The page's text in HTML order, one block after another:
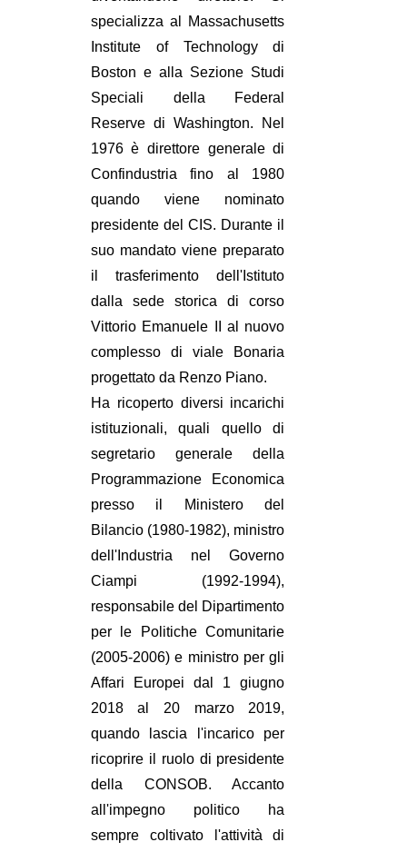
specializza al Massachusetts
Institute of Technology di
Boston e alla Sezione Studi
Speciali della Federal
Reserve di Washington. Nel
1976 è direttore generale di
Confindustria fino al 1980
quando viene nominato
presidente del CIS. Durante il
suo mandato viene preparato
il trasferimento dell'Istituto
dalla sede storica di corso
Vittorio Emanuele II al nuovo
complesso di viale Bonaria
progettato da Renzo Piano.
Ha ricoperto diversi incarichi
istituzionali, quali quello di
segretario generale della
Programmazione Economica
presso il Ministero del
Bilancio (1980-1982), ministro
dell'Industria nel Governo
Ciampi (1992-1994),
responsabile del Dipartimento
per le Politiche Comunitarie
(2005-2006) e ministro per gli
Affari Europei dal 1 giugno
2018 al 20 marzo 2019,
quando lascia l'incarico per
ricoprire il ruolo di presidente
della CONSOB. Accanto
all'impegno politico ha
sempre coltivato l'attività di